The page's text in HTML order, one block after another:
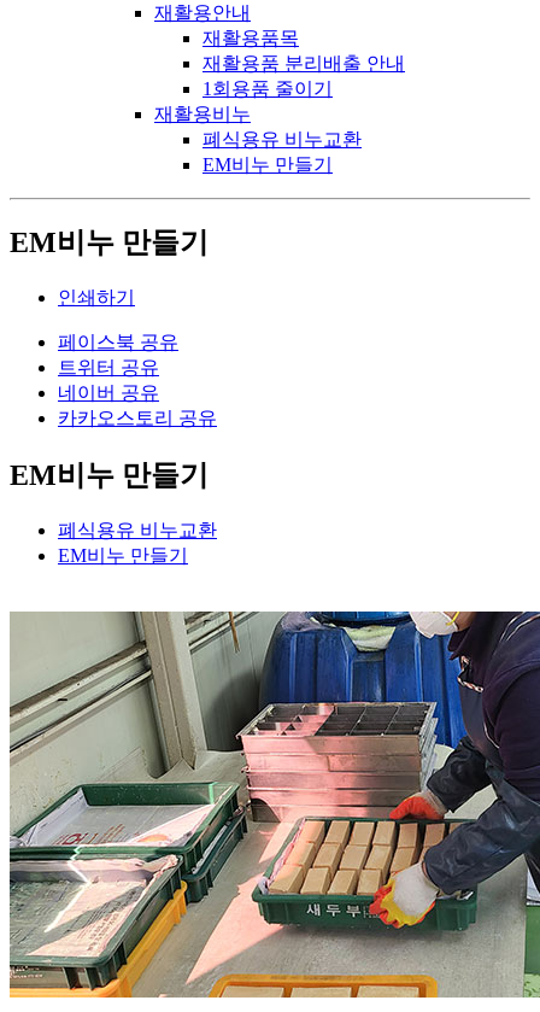
재활용안내
재활용품목
재활용품 분리배출 안내
1회용품 줄이기
재활용비누
폐식용유 비누교환
EM비누 만들기
EM비누 만들기
인쇄하기
페이스북 공유
트위터 공유
네이버 공유
카카오스토리 공유
EM비누 만들기
폐식용유 비누교환
EM비누 만들기